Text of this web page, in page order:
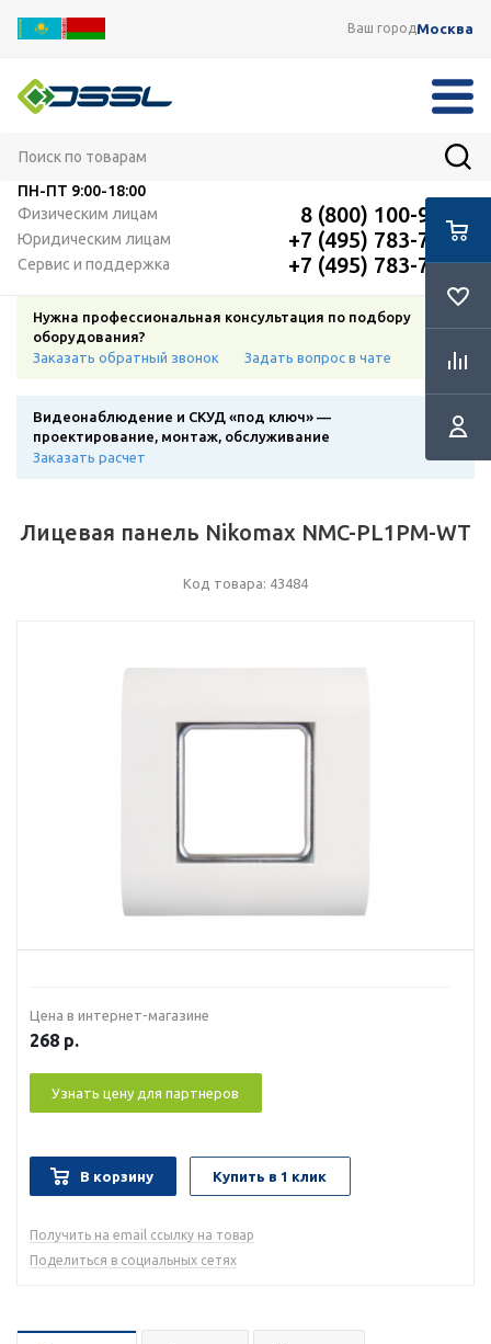
Ваш городМосква
ПН-ПТ 9:00-18:00
Физическим лицам
8 (800) 100-91-12
Юридическим лицам +7 (495) 783-72-87
Сервис и поддержка +7 (495) 783-72-87
Нужна профессиональная консультация по подбору
оборудования?
Заказать обратный звонок
Задать вопрос в чате
Видеонаблюдение и СКУД «под ключ» —
проектирование, монтаж, обслуживание
Заказать расчет
Лицевая панель Nikomax NMC-PL1PM-WT
Код товара: 43484
Цена в интернет-магазине
268 р.
Узнать цену для партнеров
В корзину Купить в 1 клик
Получить на email ссылку на товар
Поделиться в социальных сетях